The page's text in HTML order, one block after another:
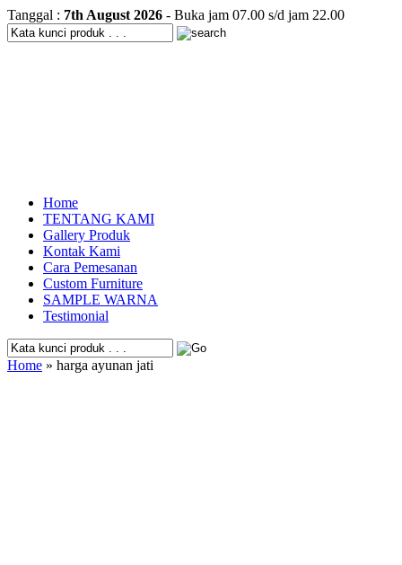
Tanggal : 7th August 2026 - Buka jam 07.00 s/d jam 22.00
Home
TENTANG KAMI
Gallery Produk
Kontak Kami
Cara Pemesanan
Custom Furniture
SAMPLE WARNA
Testimonial
Home » harga ayunan jati